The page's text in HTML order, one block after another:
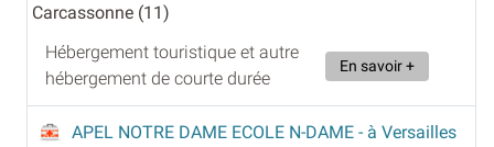
Carcassonne (11)
Hébergement touristique et autre
hébergement de courte durée
En savoir +
APEL NOTRE DAME ECOLE N-DAME - à Versailles